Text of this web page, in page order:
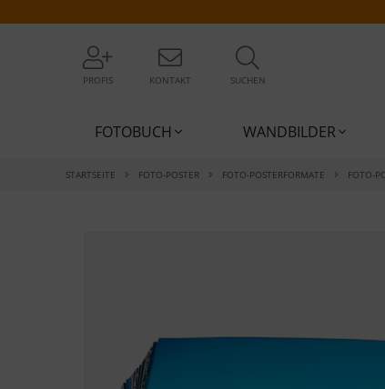
PROFIS KONTAKT SUCHEN
FOTOBUCH WANDBILDER
STARTSEITE FOTO-POSTER FOTO-POSTERFORMATE FOTO-